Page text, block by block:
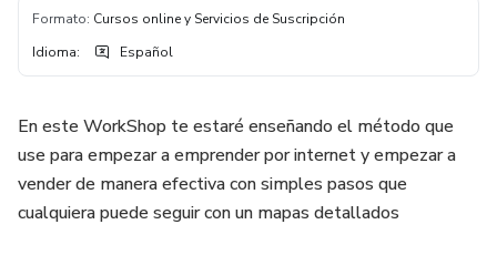
Formato: Cursos online y Servicios de Suscripción
Idioma: Español
En este WorkShop te estaré enseñando el método que
use para empezar a emprender por internet y empezar a
vender de manera efectiva con simples pasos que
cualquiera puede seguir con un mapas detallados